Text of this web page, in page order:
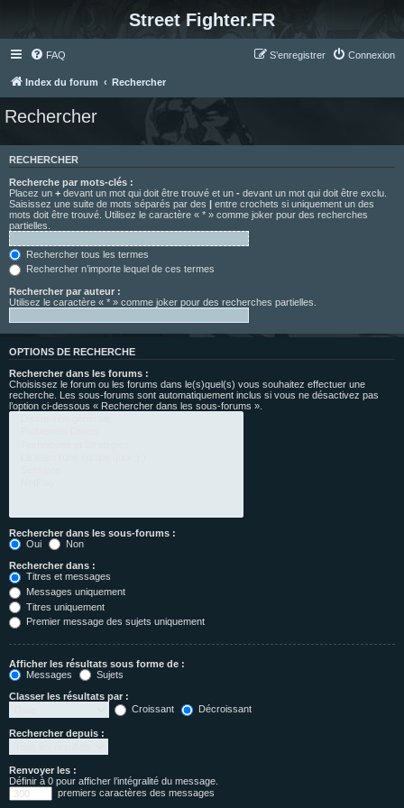
Street Fighter.FR
FAQ Connexion
S’enregistrer
Index du forum Rechercher
Rechercher
RECHERCHER
Recherche par mots-clés :
Placez un + devant un mot qui doit être trouvé et un - devant un mot qui doit être exclu.
Saisissez une suite de mots séparés par des | entre crochets si uniquement un des
mots doit être trouvé. Utilisez le caractère « * » comme joker pour des recherches
partielles.
Rechercher tous les termes
Rechercher n’importe lequel de ces termes
Rechercher par auteur :
Utilisez le caractère « * » comme joker pour des recherches partielles.
OPTIONS DE RECHERCHE
Rechercher dans les forums :
Choisissez le forum ou les forums dans le(s)quel(s) vous souhaitez effectuer une
recherche. Les sous-forums sont automatiquement inclus si vous ne désactivez pas
l’option ci-dessous « Rechercher dans les sous-forums ».
Rechercher dans les sous-forums :
Oui
Non
Rechercher dans :
Titres et messages
Messages uniquement
Titres uniquement
Premier message des sujets uniquement
Afficher les résultats sous forme de :
Messages
Sujets
Classer les résultats par :
Croissant
Décroissant
Rechercher depuis :
Renvoyer les :
Définir à 0 pour afficher l’intégralité du message.
premiers caractères des messages